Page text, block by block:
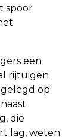
spoor
een
rijtuigen
op
die
lag, weten